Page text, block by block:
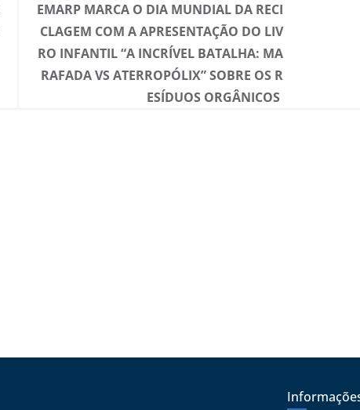
EMARP MARCA O DIA MUNDIAL DA RECI
CLAGEM COM A APRESENTAÇÃO DO LIV
RO INFANTIL “A INCRÍVEL BATALHA: MA
RAFADA VS ATERROPÓLIX” SOBRE OS R
ESÍDUOS ORGÂNICOS